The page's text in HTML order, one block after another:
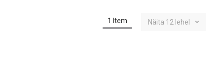
1 Item Näita 12 lehel